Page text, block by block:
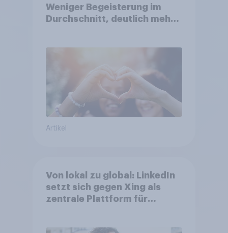
Weniger Begeisterung im
Durchschnitt, deutlich mehr
Artikel
Von lokal zu global: LinkedIn
setzt sich gegen Xing als
zentrale Plattform für